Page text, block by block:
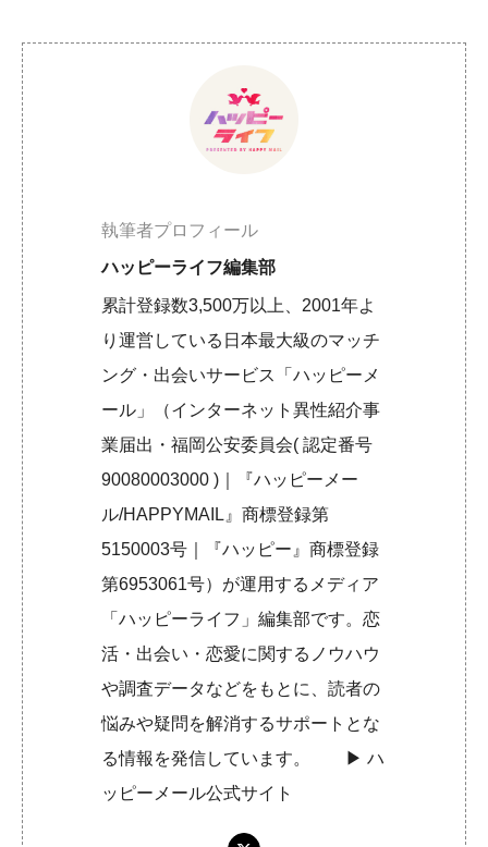
執筆者プロフィール
ハッピーライフ編集部
累計登録数3,500万以上、2001年よ
り運営している日本最大級のマッチ
ング・出会いサービス「ハッピーメ
ール」（インターネット異性紹介事
業届出・福岡公安委員会( 認定番号
90080003000 )｜『ハッピーメー
ル/HAPPYMAIL』商標登録第
5150003号｜『ハッピー』商標登録
第6953061号）が運用するメディア
「ハッピーライフ」編集部です。恋
活・出会い・恋愛に関するノウハウ
や調査データなどをもとに、読者の
悩みや疑問を解消するサポートとな
る情報を発信しています。 ▶︎ハ
ッピーメール公式サイト